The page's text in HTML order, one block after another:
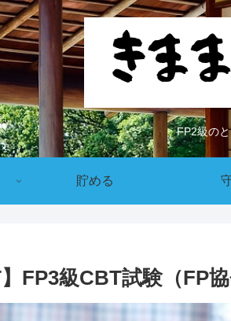
FP2級の
貯める
FP3級CBT試験（FP